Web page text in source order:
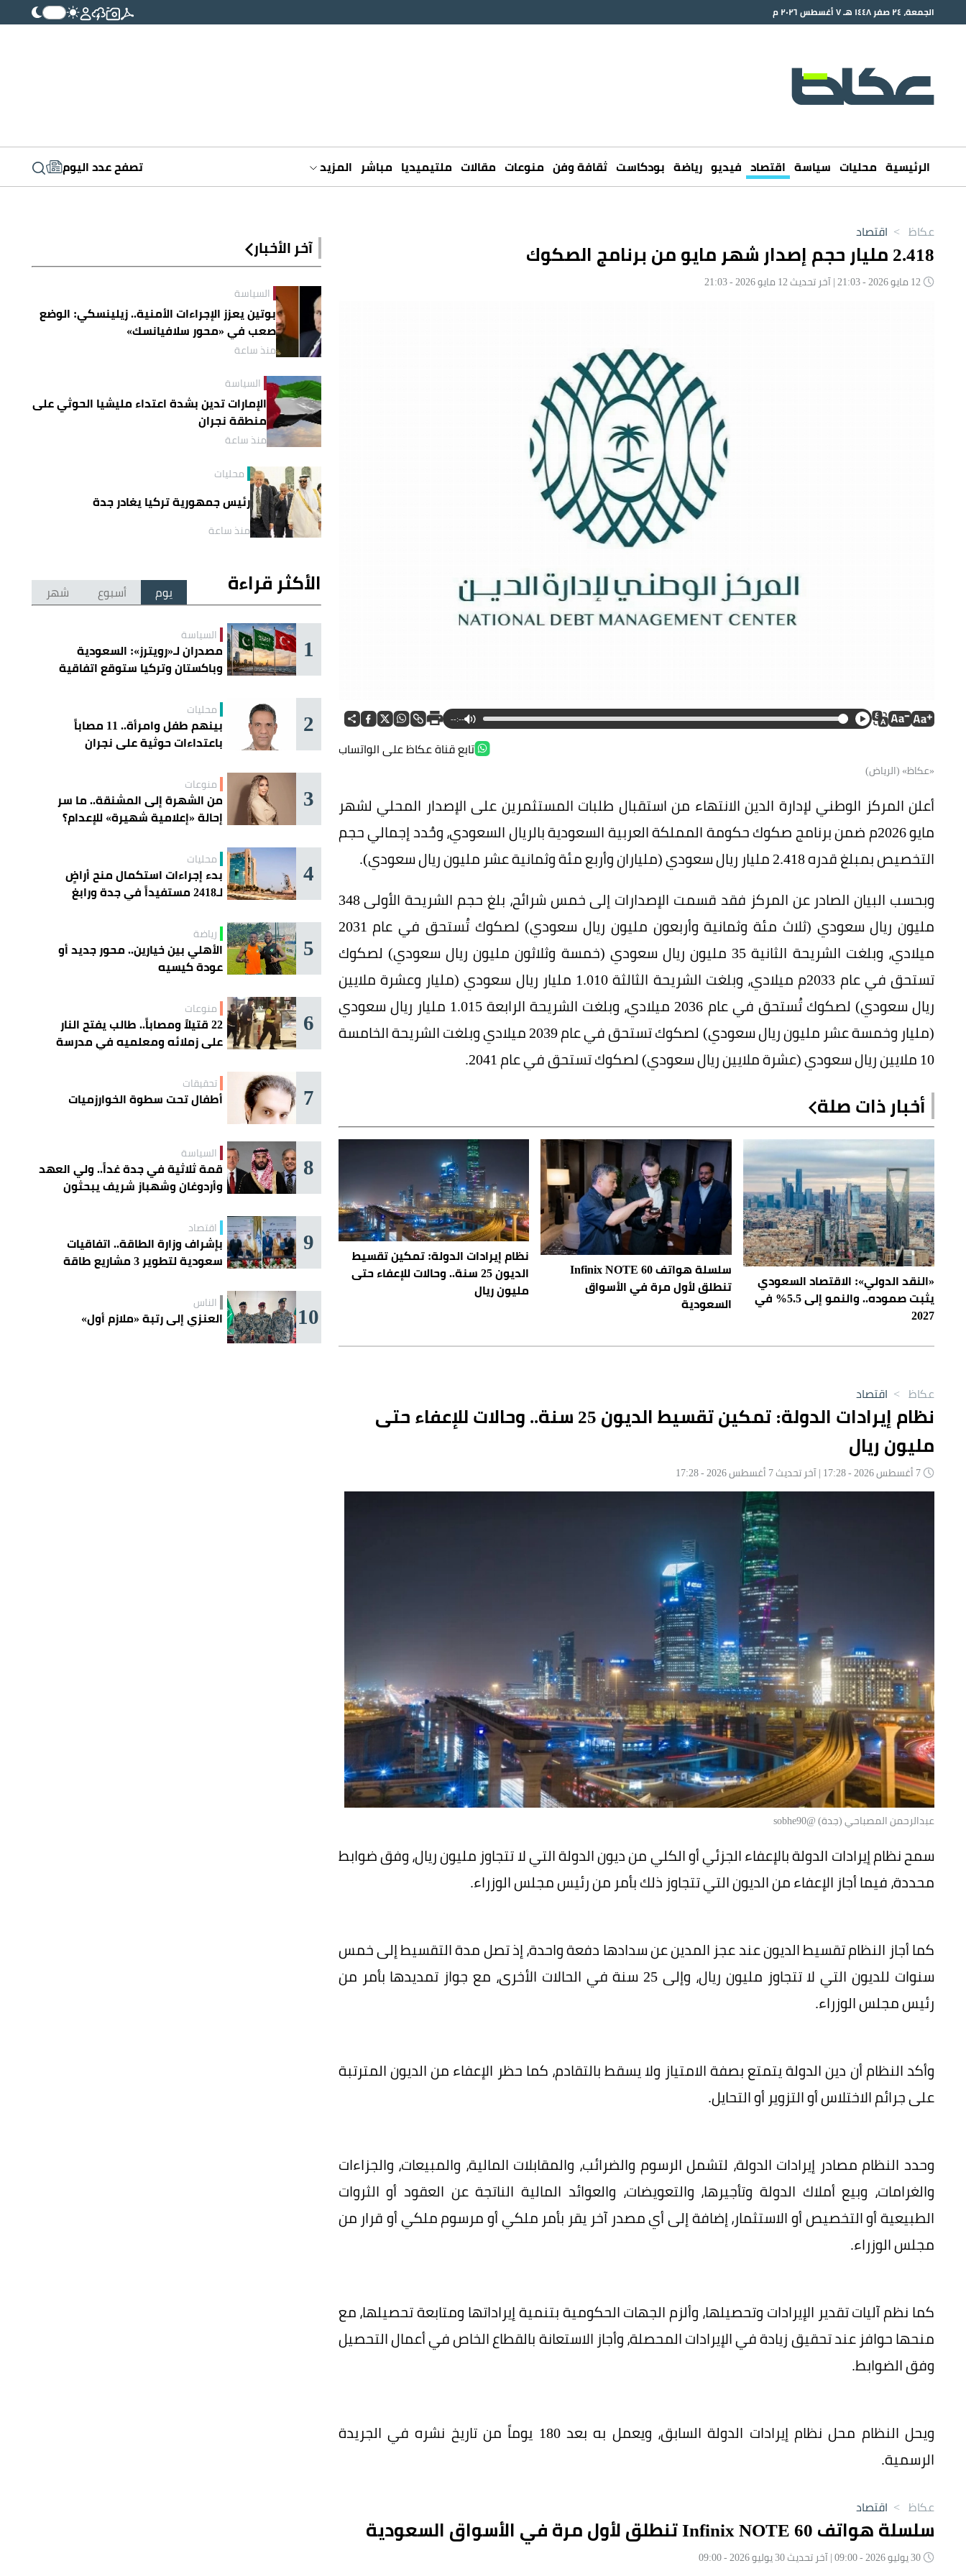
الجمعة، ٢٤ صفر ١٤٤٨ هـ ٧ أغسطس ٢٠٢٦ م
الرئيسية محليات سياسة اقتصاد فيديو رياضة بودكاست ثقافة وفن منوعات مقالات ملتيميديا مباشر المزيد تصفح عدد اليوم
عكاظ > اقتصاد
2.418 مليار حجم إصدار شهر مايو من برنامج الصكوك
--:--
تابع قناة عكاظ على الواتساب
«عكاظ» (الرياض)
أعلن المركز الوطني لإدارة الدين الانتهاء من استقبال طلبات المستثمرين على الإصدار المحلي لشهر
مايو 2026م ضمن برنامج صكوك حكومة المملكة العربية السعودية بالريال السعودي، وحُدد إجمالي حجم
التخصيص بمبلغ قدره 2.418 مليار ريال سعودي (ملياران وأربع مئة وثمانية عشر مليون ريال سعودي).
وبحسب البيان الصادر عن المركز فقد قسمت الإصدارات إلى خمس شرائح، بلغ حجم الشريحة الأولى 348
مليون ريال سعودي (ثلاث مئة وثمانية وأربعون مليون ريال سعودي) لصكوك تُستحق في عام 2031
ميلادي، وبلغت الشريحة الثانية 35 مليون ريال سعودي (خمسة وثلاثون مليون ريال سعودي) لصكوك
تستحق في عام 2033م ميلادي، وبلغت الشريحة الثالثة 1.010 مليار ريال سعودي (مليار وعشرة ملايين
ريال سعودي) لصكوك تُستحق في عام 2036 ميلادي، وبلغت الشريحة الرابعة 1.015 مليار ريال سعودي
(مليار وخمسة عشر مليون ريال سعودي) لصكوك تستحق في عام 2039 ميلادي وبلغت الشريحة الخامسة
10 ملايين ريال سعودي (عشرة ملايين ريال سعودي) لصكوك تستحق في عام 2041.
أخبار ذات صلة
«النقد الدولي»: الاقتصاد السعودي
يثبت صموده.. والنمو إلى 5.5% في
2027
سلسلة هواتف Infinix NOTE 60
تنطلق لأول مرة في الأسواق
السعودية
نظام إيرادات الدولة: تمكين تقسيط
الديون 25 سنة.. وحالات للإعفاء حتى
مليون ريال
آخر الأخبار
السياسة
بوتين يعزز الإجراءات الأمنية.. زيلينسكي: الوضع
صعب في «محور سلافيانسك»
منذ ساعة
السياسة
الإمارات تدين بشدة اعتداء مليشيا الحوثي على
منطقة نجران
منذ ساعة
محليات
رئيس جمهورية تركيا يغادر جدة
منذ ساعة
الأكثر قراءة يوم أسبوع شهر
1 السياسة
مصدران لـ«رويترز»: السعودية
وباكستان وتركيا ستوقع اتفاقية
2 محليات
بينهم طفل وامرأة.. 11 مصاباً
باعتداءات حوثية على نجران
3 منوعات
من الشهرة إلى المشنقة.. ما سر
إحالة «إعلامية شهيرة» للإعدام؟
4 محليات
بدء إجراءات استكمال منح أراضٍ
لـ2418 مستفيداً في جدة ورابغ
5 رياضة
الأهلي بين خيارين.. محور جديد أو
عودة كيسيه
6 منوعات
22 قتيلاً ومصاباً.. طالب يفتح النار
على زملائه ومعلميه في مدرسة
7 تحقيقات
أطفال تحت سطوة الخوارزميات
8 السياسة
قمة ثلاثية في جدة غداً.. ولي العهد
وأردوغان وشهباز شريف يبحثون
9 اقتصاد
بإشراف وزارة الطاقة.. اتفاقيات
سعودية لتطوير 3 مشاريع طاقة
10 الناس
العنزي إلى رتبة «ملازم أول»
عكاظ > اقتصاد
نظام إيرادات الدولة: تمكين تقسيط الديون 25 سنة.. وحالات للإعفاء حتى
مليون ريال
عبدالرحمن المصباحي (جدة) @sobhe90
سمح نظام إيرادات الدولة بالإعفاء الجزئي أو الكلي من ديون الدولة التي لا تتجاوز مليون ريال، وفق ضوابط
محددة، فيما أجاز الإعفاء من الديون التي تتجاوز ذلك بأمر من رئيس مجلس الوزراء.
كما أجاز النظام تقسيط الديون عند عجز المدين عن سدادها دفعة واحدة، إذ تصل مدة التقسيط إلى خمس
سنوات للديون التي لا تتجاوز مليون ريال، وإلى 25 سنة في الحالات الأخرى، مع جواز تمديدها بأمر من
رئيس مجلس الوزراء.
وأكد النظام أن دين الدولة يتمتع بصفة الامتياز ولا يسقط بالتقادم، كما حظر الإعفاء من الديون المترتبة
على جرائم الاختلاس أو التزوير أو التحايل.
وحدد النظام مصادر إيرادات الدولة، لتشمل الرسوم والضرائب، والمقابلات المالية، والمبيعات، والجزاءات
والغرامات، وبيع أملاك الدولة وتأجيرها، والتعويضات، والعوائد المالية الناتجة عن العقود أو الثروات
الطبيعية أو التخصيص أو الاستثمار، إضافة إلى أي مصدر آخر يقر بأمر ملكي أو مرسوم ملكي أو قرار من
مجلس الوزراء.
كما نظم آليات تقدير الإيرادات وتحصيلها، وألزم الجهات الحكومية بتنمية إيراداتها ومتابعة تحصيلها، مع
منحها حوافز عند تحقيق زيادة في الإيرادات المحصلة، وأجاز الاستعانة بالقطاع الخاص في أعمال التحصيل
وفق الضوابط.
ويحل النظام محل نظام إيرادات الدولة السابق، ويعمل به بعد 180 يوماً من تاريخ نشره في الجريدة
الرسمية.
عكاظ > اقتصاد
سلسلة هواتف Infinix NOTE 60 تنطلق لأول مرة في الأسواق السعودية